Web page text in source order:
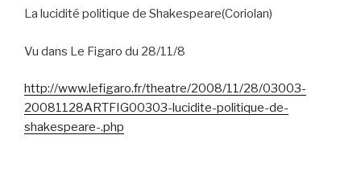
La lucidité politique de Shakespeare(Coriolan)
Vu dans Le Figaro du 28/11/8
http://www.lefigaro.fr/theatre/2008/11/28/03003-
20081128ARTFIG00303-lucidite-politique-de-
shakespeare-.php